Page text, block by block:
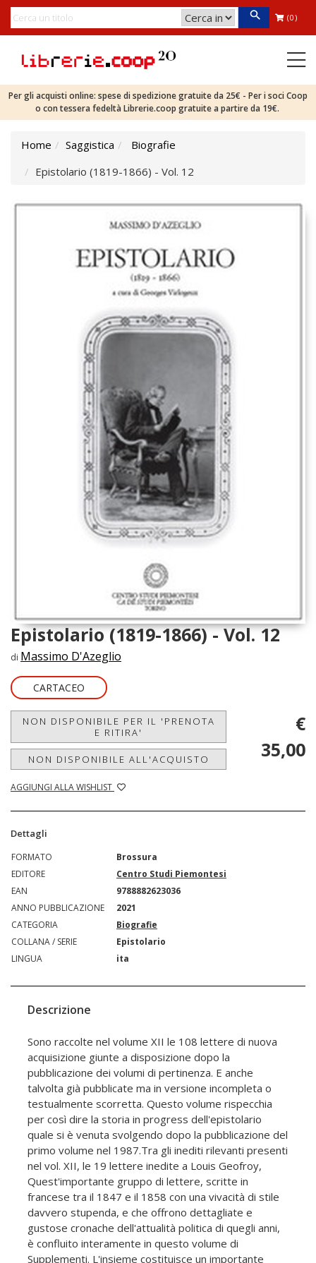
(0)
Per gli acquisti online: spese di spedizione gratuite da 25€ - Per i soci Coop
o con tessera fedeltà Librerie.coop gratuite a partire da 19€.
Home Saggistica
Biografie
Epistolario (1819-1866) - Vol. 12
Epistolario (1819-1866) - Vol. 12
di Massimo D'Azeglio
CARTACEO
NON DISPONIBILE PER IL 'PRENOTA
E RITIRA'
NON DISPONIBILE ALL'ACQUISTO
AGGIUNGI ALLA WISHLIST
€
35,00
Dettagli
FORMATO
Brossura
EDITORE
Centro Studi Piemontesi
EAN
9788882623036
ANNO PUBBLICAZIONE
2021
CATEGORIA
Biografie
COLLANA / SERIE
Epistolario
LINGUA
ita
Descrizione
Sono raccolte nel volume XII le 108 lettere di nuova
acquisizione giunte a disposizione dopo la
pubblicazione dei volumi di pertinenza. E anche
talvolta già pubblicate ma in versione incompleta o
testualmente scorretta. Questo volume rispecchia
per così dire la storia in progress dell'epistolario
quale si è venuta svolgendo dopo la pubblicazione del
primo volume nel 1987.Tra gli inediti rilevanti presenti
nel vol. XII, le 19 lettere inedite a Louis Geofroy,
Quest'importante gruppo di lettere, scritte in
francese tra il 1847 e il 1858 con una vivacità di stile
davvero stupenda, e che offrono dettagliate e
gustose cronache dell'attualità politica di quegli anni,
è confluito interamente in questo volume di
Supplementi. L'insieme costituisce un importante